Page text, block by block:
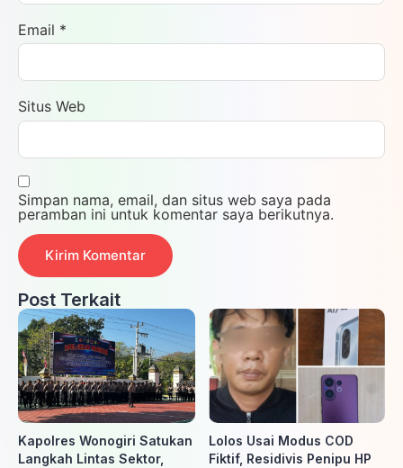
Email *
Situs Web
Simpan nama, email, dan situs web saya pada
peramban ini untuk komentar saya berikutnya.
Post Terkait
Kapolres Wonogiri Satukan
Langkah Lintas Sektor,
Lolos Usai Modus COD
Fiktif, Residivis Penipu HP